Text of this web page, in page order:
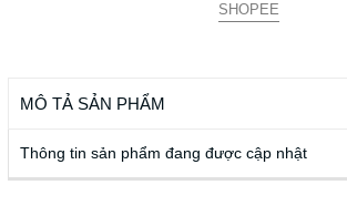
SHOPEE
MÔ TẢ SẢN PHẨM
Thông tin sản phẩm đang được cập nhật